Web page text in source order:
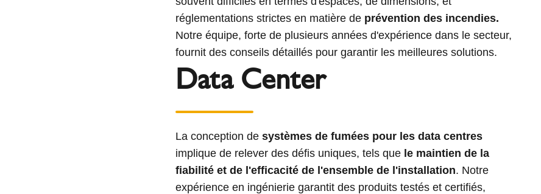
réglementations strictes en matière de prévention des incendies.
Notre équipe, forte de plusieurs années d'expérience dans le secteur,
fournit des conseils détaillés pour garantir les meilleures solutions.
Data Center
La conception de systèmes de fumées pour les data centres
implique de relever des défis uniques, tels que le maintien de la
fiabilité et de l'efficacité de l'ensemble de l'installation. Notre
expérience en ingénierie garantit des produits testés et certifiés,